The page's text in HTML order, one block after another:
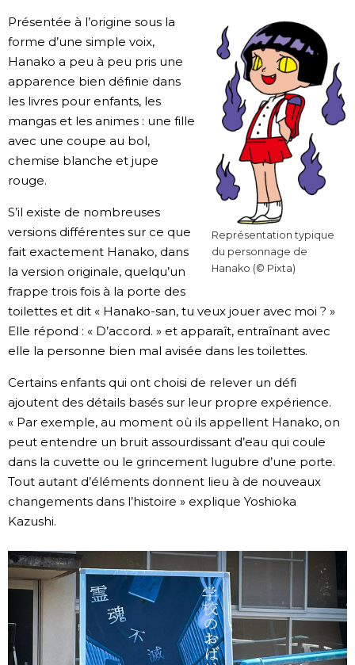
Représentation typique
du personnage de
Hanako (© Pixta)
Présentée à l’origine sous la
forme d’une simple voix,
Hanako a peu à peu pris une
apparence bien définie dans
les livres pour enfants, les
mangas et les animes : une fille
avec une coupe au bol,
chemise blanche et jupe
rouge.
S’il existe de nombreuses
versions différentes sur ce que
fait exactement Hanako, dans
la version originale, quelqu’un
frappe trois fois à la porte des
toilettes et dit « Hanako-san, tu veux jouer avec moi ? »
Elle répond : « D’accord. » et apparaît, entraînant avec
elle la personne bien mal avisée dans les toilettes.
Certains enfants qui ont choisi de relever un défi
ajoutent des détails basés sur leur propre expérience.
« Par exemple, au moment où ils appellent Hanako, on
peut entendre un bruit assourdissant d’eau qui coule
dans la cuvette ou le grincement lugubre d’une porte.
Tout autant d’éléments donnent lieu à de nouveaux
changements dans l’histoire » explique Yoshioka
Kazushi.